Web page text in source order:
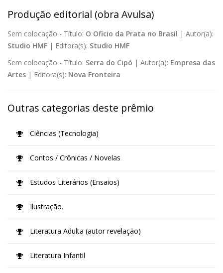
Produção editorial (obra Avulsa)
Sem colocação - Título: O Oficio da Prata no Brasil | Autor(a):
Studio HMF | Editora(s): Studio HMF
Sem colocação - Título: Serra do Cipó | Autor(a): Empresa das
Artes | Editora(s): Nova Fronteira
Outras categorias deste prêmio
Ciências (Tecnologia)
Contos / Crônicas / Novelas
Estudos Literários (Ensaios)
Ilustração.
Literatura Adulta (autor revelação)
Literatura Infantil